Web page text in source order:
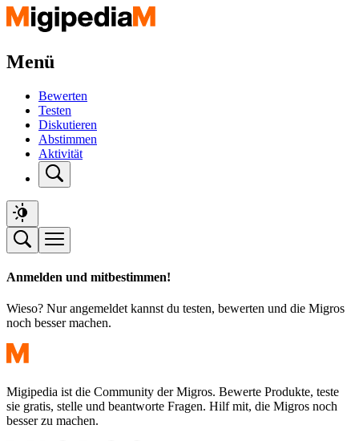
Menü
Bewerten
Testen
Diskutieren
Abstimmen
Aktivität
Anmelden und mitbestimmen!
Wieso? Nur angemeldet kannst du testen, bewerten und die Migros
noch besser machen.
Migipedia ist die Community der Migros. Bewerte Produkte, teste
sie gratis, stelle und beantworte Fragen. Hilf mit, die Migros noch
besser zu machen.